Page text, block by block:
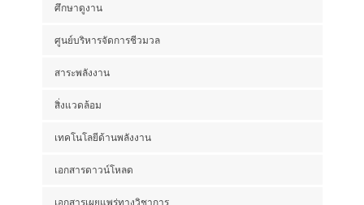
ศึกษาดูงาน
ศูนย์บริหารจัดการชีวมวล
สาระพลังงาน
สิ่งแวดล้อม
เทคโนโลยีด้านพลังงาน
เอกสารดาวน์โหลด
เอกสารเผยแพร่ทางวิชาการ